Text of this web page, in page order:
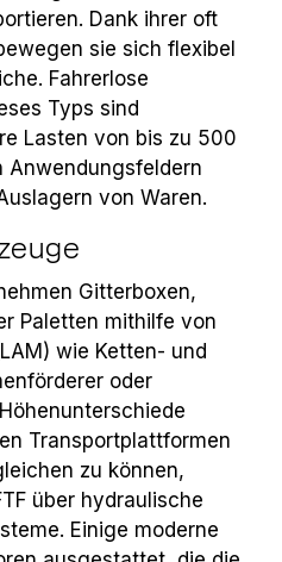
Dank ihrer oft
sie sich flexibel
Fahrerlose
Typs sind
Lasten von bis zu 500
Anwendungsfeldern
von Waren.
Gitterboxen,
Paletten mithilfe von
wie Ketten- und
oder
Transportplattformen
zu können,
über hydraulische
Einige moderne